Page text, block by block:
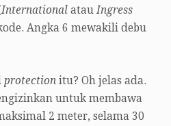
International atauIngress
Angka 6 mewakili debu
protection itu? Oh jelas ada.
untuk membawa
2 meter, selama 30